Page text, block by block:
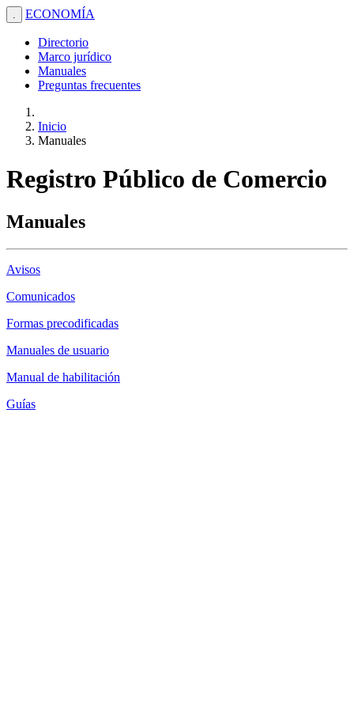
. ECONOMÍA
Directorio
Marco jurídico
Manuales
Preguntas frecuentes
Inicio
Manuales
Registro Público de Comercio
Manuales
Avisos
Comunicados
Formas precodificadas
Manuales de usuario
Manual de habilitación
Guías